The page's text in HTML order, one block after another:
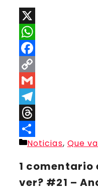
X
WhatsApp
Facebook
Copy
Link
Gmail
Telegram
Threads
Compartir
Categorías
Noticias, Que
1 comentario
ver? #21 –